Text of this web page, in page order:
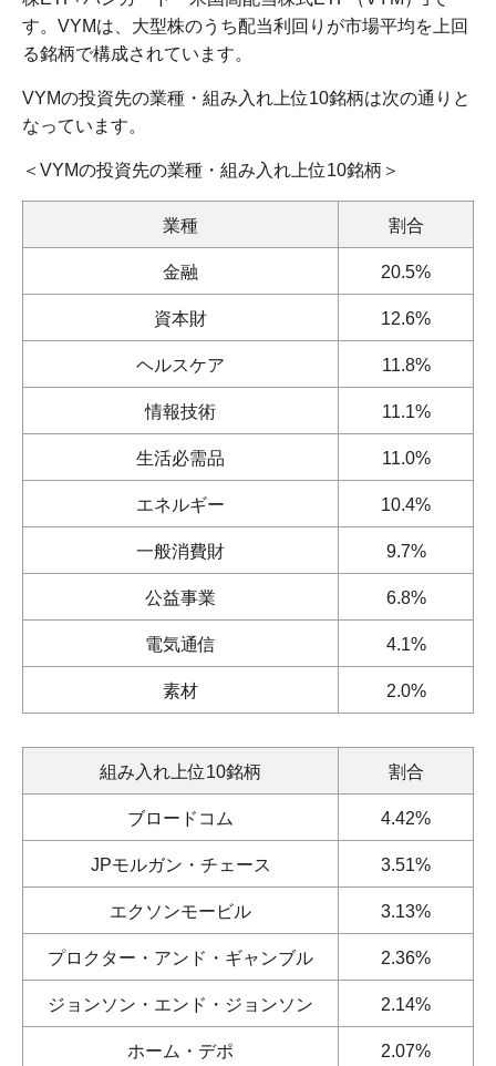
す。VYMは、大型株のうち配当利回りが市場平均を上回
る銘柄で構成されています。
VYMの投資先の業種・組み入れ上位10銘柄は次の通りと
なっています。
＜VYMの投資先の業種・組み入れ上位10銘柄＞
業種 割合
金融 20.5%
資本財 12.6%
ヘルスケア 11.8%
情報技術 11.1%
生活必需品 11.0%
エネルギー 10.4%
一般消費財 9.7%
公益事業 6.8%
電気通信 4.1%
素材 2.0%
組み入れ上位10銘柄 割合
ブロードコム 4.42%
JPモルガン・チェース 3.51%
エクソンモービル 3.13%
プロクター・アンド・ギャンブル 2.36%
ジョンソン・エンド・ジョンソン 2.14%
ホーム・デポ 2.07%